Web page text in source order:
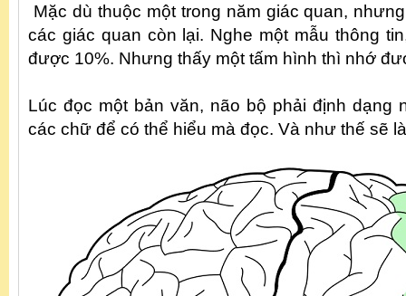
Mặc dù thuộc một trong năm giác quan,
các giác quan còn lại. Nghe một mẫu thông
được 10%. Nhưng thấy một tấm hình thì nhớ
Lúc đọc một bản văn, não bộ phải định dạng
các chữ để có thể hiểu mà đọc. Và như thế sẽ